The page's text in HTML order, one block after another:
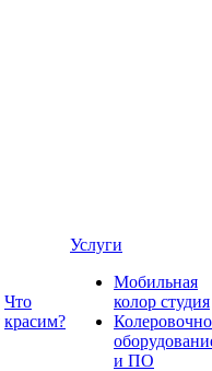
Что
красим?
Услуги
Мобильная
колор студия
и ПО